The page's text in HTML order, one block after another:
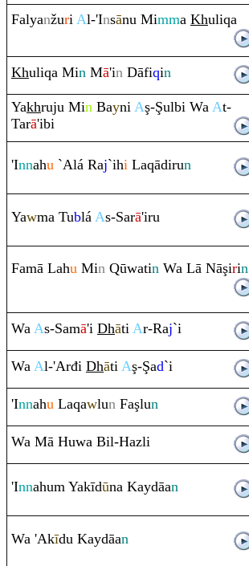
Falyanžuri Al-'Insānu Mimma Khuliqa
Khuliqa Min Mā'in Dāfiqin
Yakhruju Min Bayni Aş-Şulbi Wa At-
Tarā'ibi
'Innahu `Alá Raj`ihi Laqādirun
Yawma Tublá As-Sarā'iru
Famā Lahu Min Qūwatin Wa Lā Nāşirin
Wa As-Samā'i Dhāti Ar-Raj`i
Wa Al-'Arđi Dhāti Aş-Şad`i
'Innahu Laqawlun Faşlun
Wa Mā Huwa Bil-Hazli
'Innahum Yakīdūna Kaydāan
Wa 'Akīdu Kaydāan